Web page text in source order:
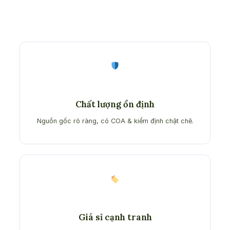
Chất lượng ổn định
Nguồn gốc rõ ràng, có COA & kiểm định chặt chẽ.
Giá sỉ cạnh tranh